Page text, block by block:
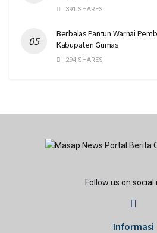
391 SHARES
Berbalas Pantun Warnai
Kabupaten Gumas
294 SHARES
Follow us on social
Informasi